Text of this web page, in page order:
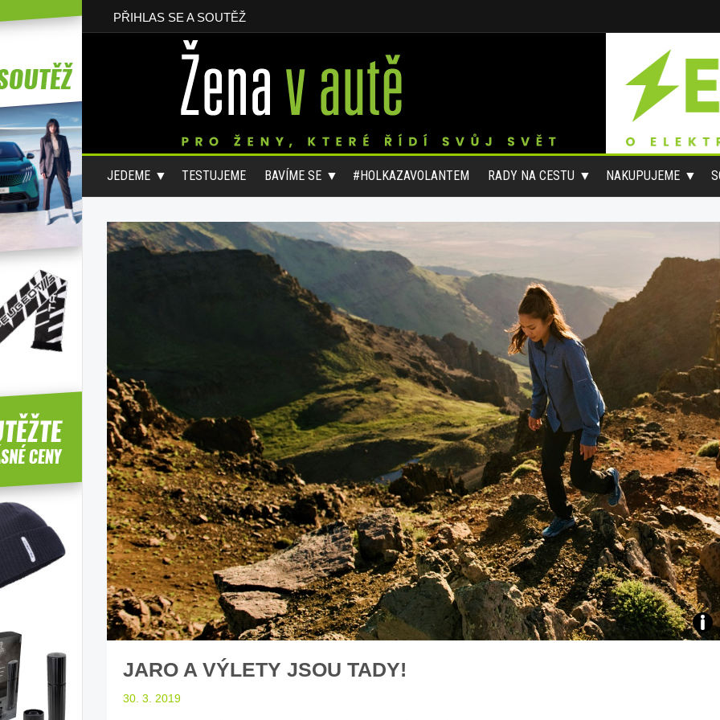
PŘIHLAS SE A SOUTĚŽ
JEDEME TESTUJEME BAVÍME SE #HOLKAZAVOLANTEM RADY NA CESTU NAKUPUJEME
Zdroj:
JARO A VÝLETY JSOU TADY!
30. 3. 2019
laické veřejnosti
Inteligentní průvodce světem
sleduj náš web ELenka.cz
Základy správného poutání
autosedačky
stručně o autosedačkách
Zabavte děti na cestách
překvapivé rady pro